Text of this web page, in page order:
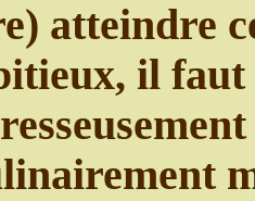
atteindre
il